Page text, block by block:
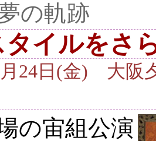
の軌跡
タイルをさ
月24日(金) 大
の宙組公演